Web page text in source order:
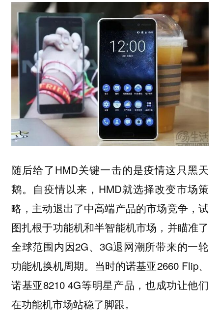
随后给了HMD关键一击的是疫情这只黑天
鹅。自疫情以来，HMD就选择改变市场策
略，主动退出了中高端产品的市场竞争，试
图扎根于功能机和半智能机市场，并瞄准了
全球范围内因2G、3G退网潮所带来的一轮
功能机换机周期。当时的诺基亚2660 Flip、
诺基亚8210 4G等明星产品，也成功让他们
在功能机市场站稳了脚跟。